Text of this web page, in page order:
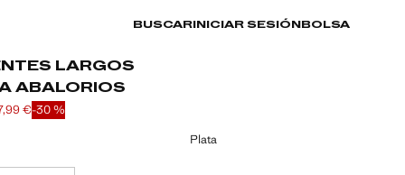
BUSCAR INICIAR SESIÓN BOLSA
LARGOS
ABALORIOS
[40,00 € ]
[27,99 € ]
€-30 %
Plata